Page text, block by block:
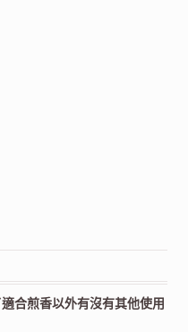
合煎香以外有沒有其他使用